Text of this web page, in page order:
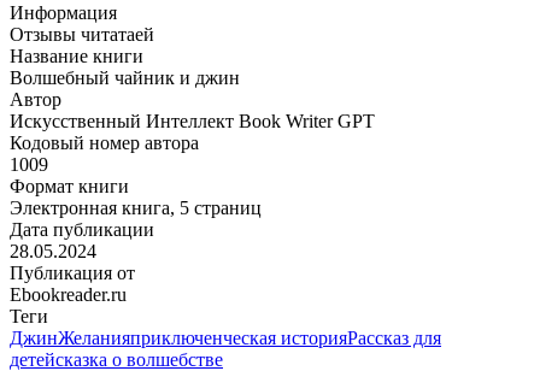
Информация
Отзывы читатаей
Название книги
Волшебный чайник и джин
Автор
Искусственный Интеллект Book Writer GPT
Кодовый номер автора
1009
Формат книги
Электронная книга, 5 страниц
Дата публикации
28.05.2024
Публикация от
Ebookreader.ru
Теги
ДжинЖеланияприключенческая историяРассказ для
детейсказка о волшебстве